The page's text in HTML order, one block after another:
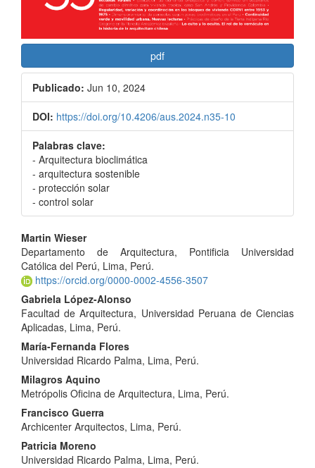
pdf
Publicado: Jun 10, 2024
DOI: https://doi.org/10.4206/aus.2024.n35-10
Palabras clave:
- Arquitectura bioclimática
- arquitectura sostenible
- protección solar
- control solar
Contenido
principal
del
artículo
Martin Wieser
Departamento de Arquitectura, Pontificia Universidad
Católica del Perú, Lima, Perú.
https://orcid.org/0000-0002-4556-3507
Gabriela López-Alonso
Facultad de Arquitectura, Universidad Peruana de Ciencias
Aplicadas, Lima, Perú.
María-Fernanda Flores
Universidad Ricardo Palma, Lima, Perú.
Milagros Aquino
Metrópolis Oficina de Arquitectura, Lima, Perú.
Francisco Guerra
Archicenter Arquitectos, Lima, Perú.
Patricia Moreno
Universidad Ricardo Palma, Lima, Perú.